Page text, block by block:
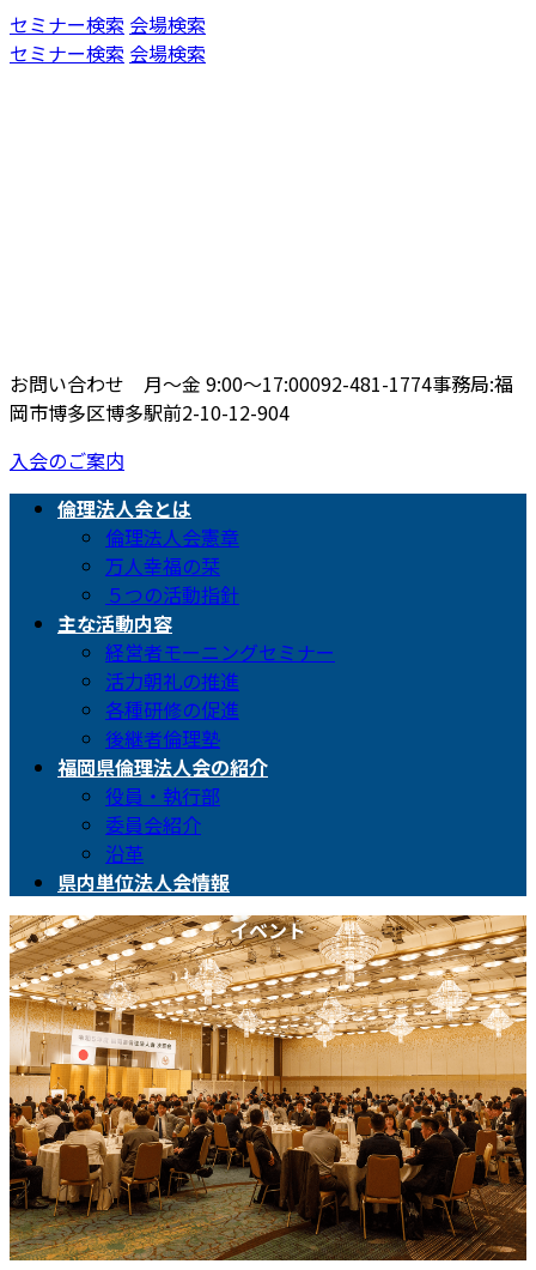
コ
ン
ナ
ビ
セミナー検索 会場検索
セミナー検索 会場検索
お問い合わせ 月〜金 9:00〜17:00092-481-1774事務局:福
岡市博多区博多駅前2-10-12-904
入会のご案内
倫理法人会とは
倫理法人会憲章
万人幸福の栞
５つの活動指針
主な活動内容
経営者モーニングセミナー
活力朝礼の推進
各種研修の促進
後継者倫理塾
福岡県倫理法人会の紹介
役員・執行部
委員会紹介
沿革
県内単位法人会情報
イベント